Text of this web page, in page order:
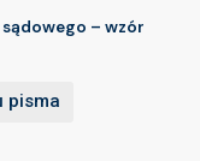
– wzór
pisma